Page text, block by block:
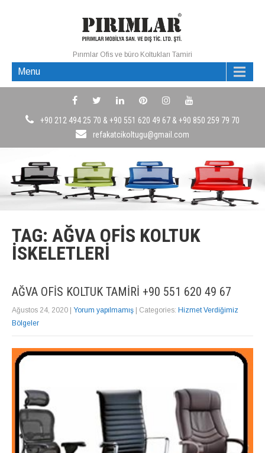
Pırımlar Ofis ve büro Koltukları Tamiri
Menu
+90 212 494 25 70 & +90 551 620 49 67 & +90 850 259 79 70
refakatcikoltugu@gmail.com
TAG: AĞVA OFIS KOLTUK
İSKELETLERI
AĞVA OFIS KOLTUK TAMIRI +90 551 620 49 67
Ağustos 24, 2020 | Yorum yapılmamış | Categories: Hizmet Verdiğimiz
Bölgeler